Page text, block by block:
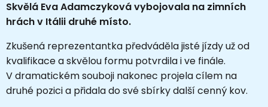
Skvělá Eva Adamczyková vybojovala na zimních
hrách v Itálii druhé místo.
Zkušená reprezentantka předváděla jisté jízdy už od
kvalifikace a skvělou formu potvrdila i ve finále.
V dramatickém souboji nakonec projela cílem na
druhé pozici a přidala do své sbírky další cenný kov.